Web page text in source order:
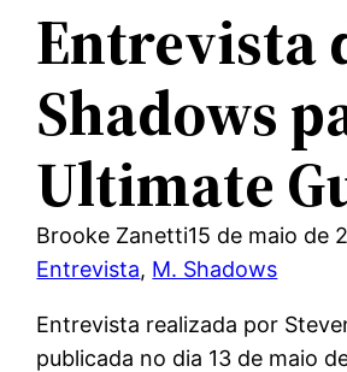
Entrevista
Shadows
Ultimate
Brooke Zanetti15 de maio de
Entrevista, M. Shadows
Entrevista realizada por
publicada no dia 13 de maio